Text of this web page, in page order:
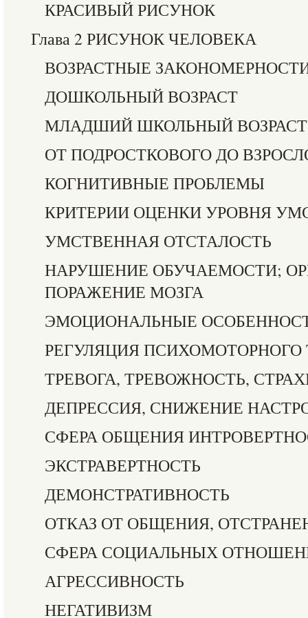
КРАСИВЫЙ РИСУНОК
Глава 2 РИСУНОК ЧЕЛОВЕКА
ВОЗРАСТНЫЕ
ДОШКОЛЬНЫЙ ВОЗРАСТ
МЛАДШИЙ ШКОЛЬНЫЙ ВОЗРАСТ
ОТ ПОДРОСТКОВОГО ДО
КОГНИТИВНЫЕ ПРОБЛЕМЫ
КРИТЕРИИ ОЦЕНКИ УРОВНЯ
УМСТВЕННАЯ ОТСТАЛОСТЬ
НАРУШЕНИЕ ОБУЧАЕМОСТИ;
ПОРАЖЕНИЕ МОЗГА
ЭМОЦИОНАЛЬНЫЕ
РЕГУЛЯЦИЯ ПСИХОМОТОРНОГО
ТРЕВОГА, ТРЕВОЖНОСТЬ,
ДЕПРЕССИЯ, СНИЖЕНИЕ
СФЕРА ОБЩЕНИЯ
ЭКСТРАВЕРТНОСТЬ
ДЕМОНСТРАТИВНОСТЬ
ОТКАЗ ОТ ОБЩЕНИЯ,
СФЕРА СОЦИАЛЬНЫХ
АГРЕССИВНОСТЬ
НЕГАТИВИЗМ